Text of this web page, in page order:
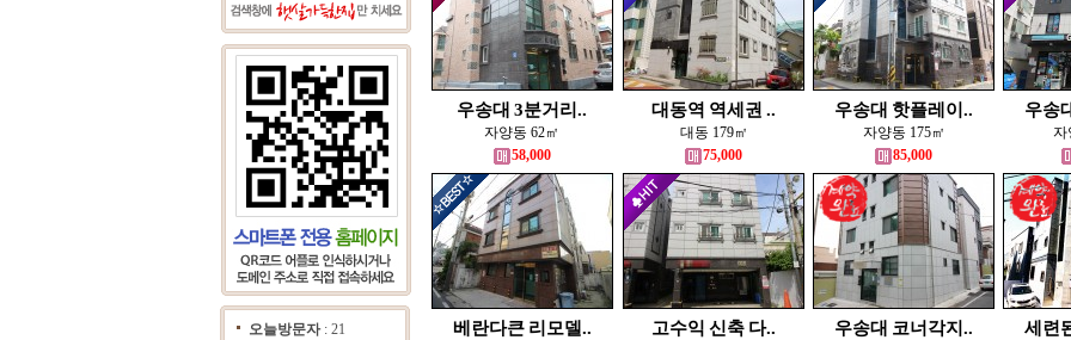
오늘방문자 : 21
우송대 3분거리..
자양동 62㎡
58,000
대동역 역세권 ..
대동 179㎡
75,000
우송대 핫플레이..
자양동 175㎡
85,000
우송
자
베란다큰 리모델.. 고수익 신축 다.. 우송대 코너각지.. 세련